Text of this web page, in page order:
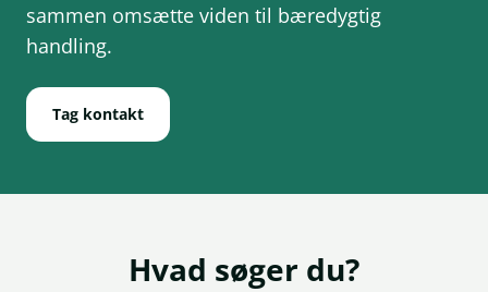
sammen omsætte viden til bæredygtig
handling.
Tag kontakt
Hvad søger du?